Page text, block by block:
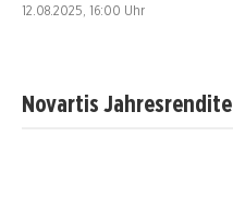
12.08.2025, 16:00 Uhr
Novartis Jahresrendite